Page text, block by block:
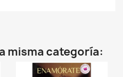
misma categoría: